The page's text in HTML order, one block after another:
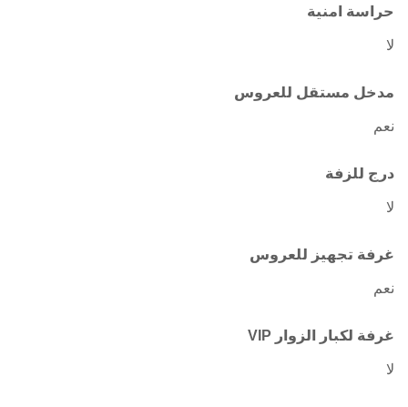
حراسة امنية
لا
مدخل مستقل للعروس
نعم
درج للزفة
لا
غرفة تجهيز للعروس
نعم
غرفة لكبار الزوار VIP
لا